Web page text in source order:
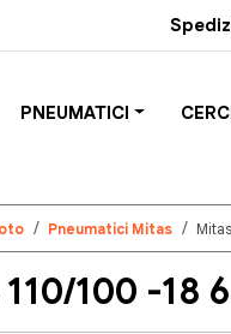
PNEUMATICI
Pneumatici Mitas
100 -18